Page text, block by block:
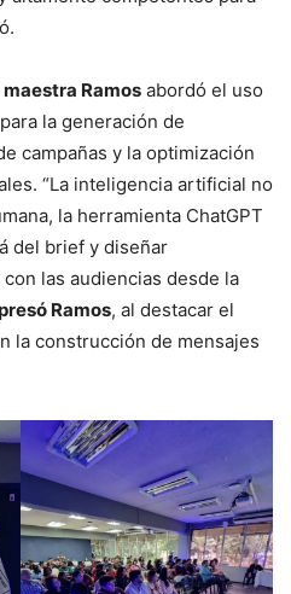
maestra Ramos abordó el uso
la generación de
campañas y la optimización
“La inteligencia artificial no
la herramienta ChatGPT
del brief y diseñar
las audiencias desde la
Ramos, al destacar el
la construcción de mensajes